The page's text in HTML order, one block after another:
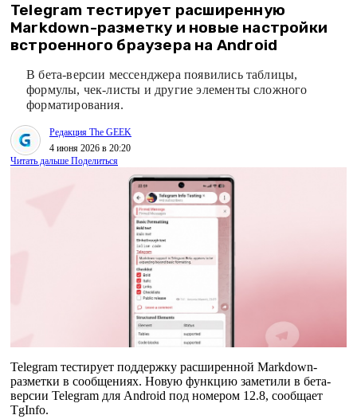
Telegram тестирует расширенную
Markdown-разметку и новые настройки
встроенного браузера на Android
В бета-версии мессенджера появились таблицы,
формулы, чек-листы и другие элементы сложного
форматирования.
Редакция The GEEK
4 июня 2026 в 20:20
Читать дальше Поделиться
Telegram тестирует поддержку расширенной Markdown-
разметки в сообщениях. Новую функцию заметили в бета-
версии Telegram для Android под номером 12.8, сообщает
TgInfo.